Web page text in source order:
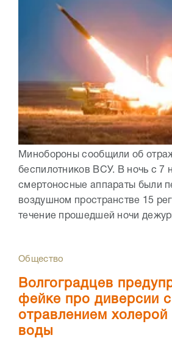
Минобороны сообщили об
беспилотников ВСУ. В ночь с 7
смертоносные аппараты были
воздушном пространстве 15
течение прошедшей ночи
Общество
Волгоградцев
фейке про диверсии с
отравлением холерой
воды